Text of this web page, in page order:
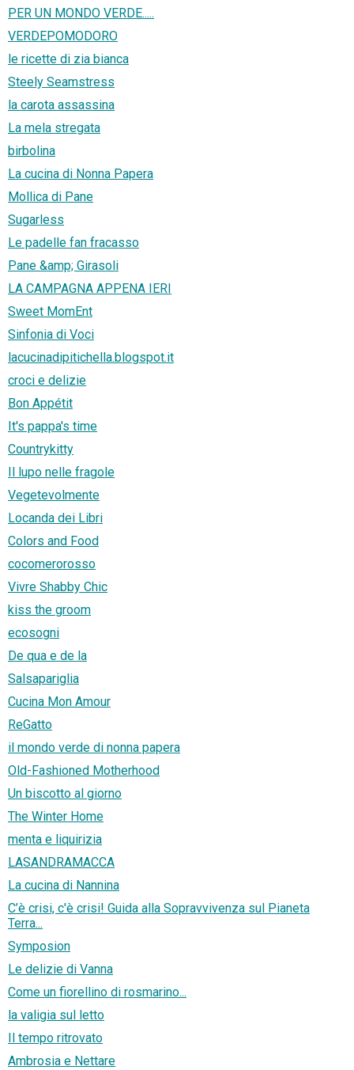
PER UN MONDO VERDE.....
VERDEPOMODORO
le ricette di zia bianca
Steely Seamstress
la carota assassina
La mela stregata
birbolina
La cucina di Nonna Papera
Mollica di Pane
Sugarless
Le padelle fan fracasso
Pane &amp; Girasoli
LA CAMPAGNA APPENA IERI
Sweet MomEnt
Sinfonia di Voci
lacucinadipitichella.blogspot.it
croci e delizie
Bon Appétit
It's pappa's time
Countrykitty
Il lupo nelle fragole
Vegetevolmente
Locanda dei Libri
Colors and Food
cocomerorosso
Vivre Shabby Chic
kiss the groom
ecosogni
De qua e de la
Salsapariglia
Cucina Mon Amour
ReGatto
il mondo verde di nonna papera
Old-Fashioned Motherhood
Un biscotto al giorno
The Winter Home
menta e liquirizia
LASANDRAMACCA
La cucina di Nannina
C’è crisi, c'è crisi! Guida alla Sopravvivenza sul Pianeta
Terra...
Symposion
Le delizie di Vanna
Come un fiorellino di rosmarino...
la valigia sul letto
Il tempo ritrovato
Ambrosia e Nettare